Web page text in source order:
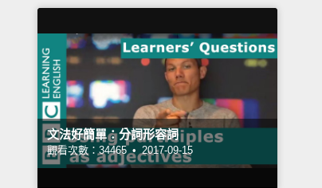
文法好簡單：分詞形容詞
觀看次數：34465 • 2017-09-15